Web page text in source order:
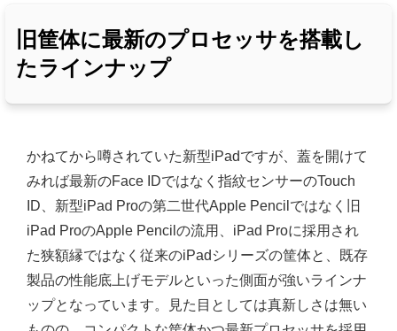
旧筐体に最新のプロセッサを搭載し
たラインナップ
かねてから噂されていた新型iPadですが、蓋を開けて
みれば最新のFace IDではなく指紋センサーのTouch
ID、新型iPad Proの第二世代Apple Pencilではなく旧
iPad ProのApple Pencilの流用、iPad Proに採用され
た狭額縁ではなく従来のiPadシリーズの筐体と、既存
製品の性能底上げモデルといった側面が強いラインナ
ップとなっています。見た目としては真新しさは無い